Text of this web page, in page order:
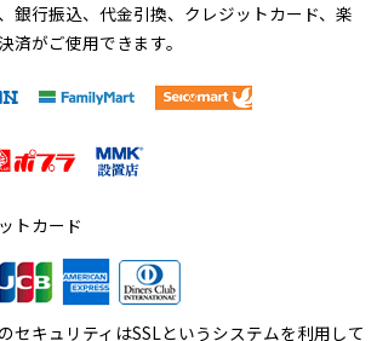
銀行振込、代金引換、クレジットカード、楽
済がご使用できます。
トカード
セキュリティはSSLというシステムを利用して